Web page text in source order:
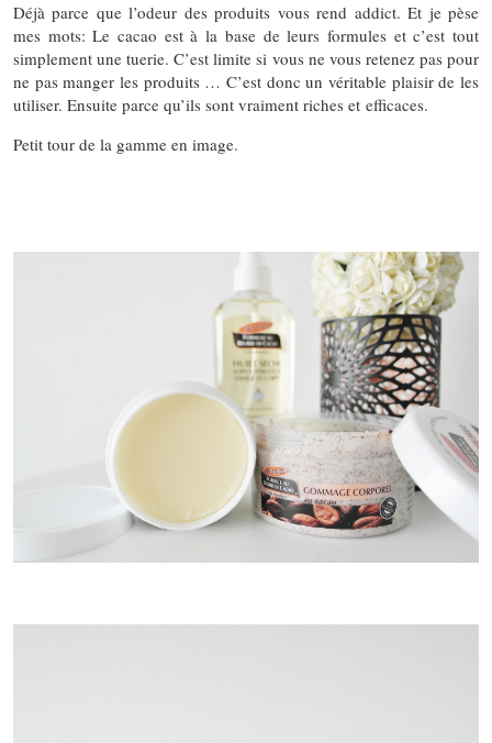
Déjà parce que l’odeur des produits vous rend addict. Et je pèse
mes mots: Le cacao est à la base de leurs formules et c’est tout
simplement une tuerie. C’est limite si vous ne vous retenez pas pour
ne pas manger les produits … C’est donc un véritable plaisir de les
utiliser. Ensuite parce qu’ils sont vraiment riches et efficaces.
Petit tour de la gamme en image.